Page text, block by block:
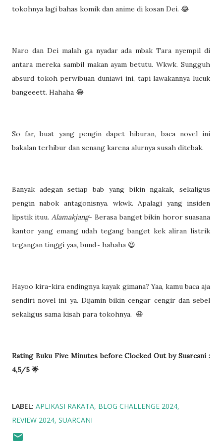
tokohnya lagi bahas komik dan anime di kosan Dei. 😂
Naro dan Dei malah ga nyadar ada mbak Tara nyempil di
antara mereka sambil makan ayam betutu. Wkwk. Sungguh
absurd tokoh perwibuan duniawi ini, tapi lawakannya lucuk
bangeeett. Hahaha 😂
So far, buat yang pengin dapet hiburan, baca novel ini
bakalan terhibur dan senang karena alurnya susah ditebak.
Banyak adegan setiap bab yang bikin ngakak, sekaligus
pengin nabok antagonisnya. wkwk. Apalagi yang insiden
lipstik ituu. Alamakjang~ Berasa banget bikin horor suasana
kantor yang emang udah tegang banget kek aliran listrik
tegangan tinggi yaa, bund~ hahaha 😆
Hayoo kira-kira endingnya kayak gimana? Yaa, kamu baca aja
sendiri novel ini ya. Dijamin bikin cengar cengir dan sebel
sekaligus sama kisah para tokohnya. 😆
Rating Buku Five Minutes before Clocked Out by Suarcani :
4,5/5 🌟
LABEL: APLIKASI RAKATA BLOG CHALLENGE 2024
REVIEW 2024 SUARCANI